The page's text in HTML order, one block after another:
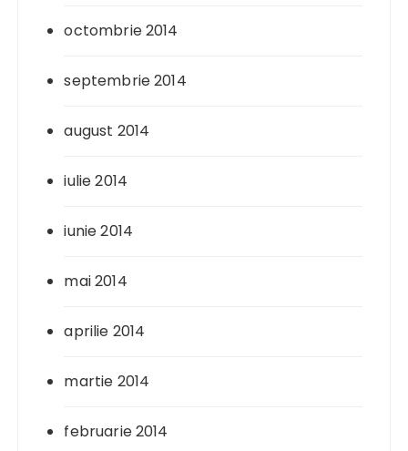
octombrie 2014
septembrie 2014
august 2014
iulie 2014
iunie 2014
mai 2014
aprilie 2014
martie 2014
februarie 2014